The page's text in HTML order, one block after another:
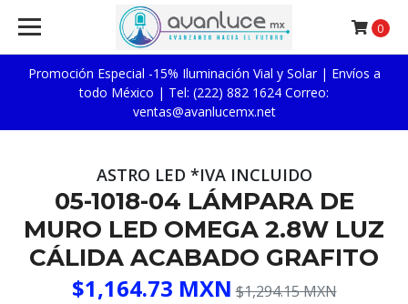
Promoción Especial -15% Iluminación Vial y Solar | Envíos a
todo México | Tel: (222) 882 1624 Correo:
ventas@avanlucemx.net
0
ASTRO LED *IVA INCLUIDO
05-1018-04 LÁMPARA DE
MURO LED OMEGA 2.8W LUZ
CÁLIDA ACABADO GRAFITO
$1,164.73 MXN $1,294.15 MXN